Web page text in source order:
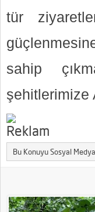
tür
sahip
şehitlerimize
Bu Konuyu Sosyal